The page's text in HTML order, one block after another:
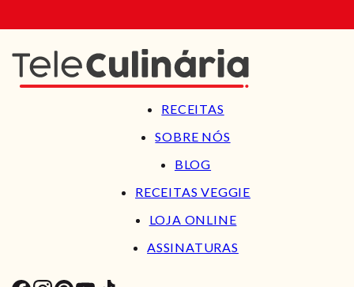
RECEITAS
SOBRE NÓS
BLOG
RECEITAS VEGGIE
LOJA ONLINE
ASSINATURAS